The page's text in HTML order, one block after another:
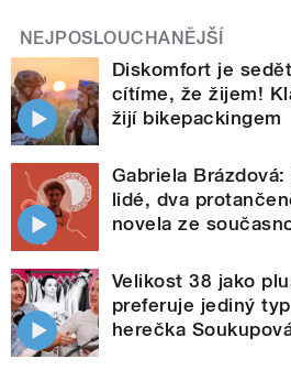
NEJPOSLOUCHANĚJŠÍ
Diskomfort je
cítíme, že žijem!
žijí bikepackingem
Gabriela
lidé, dva
novela ze
Velikost 38 jako
preferuje jediný
herečka